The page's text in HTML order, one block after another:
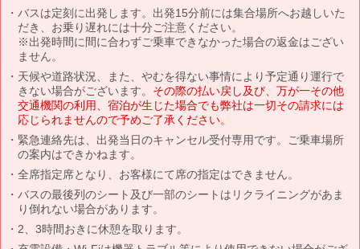
バスは定刻に出発します。出発15分前には集合場所へお越しいた
だき、お乗り遅れには十分ご注意ください。
※出発時間に間に合わずご乗車できなかった場合の返金はござい
ません。
天候や道路状況、また、やむを得ない事情により予定通り運行で
きない場合がございます。 その際の払い戻し及び、万が一その他
交通機関の利用、宿泊が生じた場合でも弊社は一切その請求には
応じられませんので予めご了承ください。
緊急連絡先は、出発当日のキャンセル受付専用です。ご乗車場所
の案内はできかねます。
全席指定席となり、お客様にて席の指定はできません。
バスの最後列のシート及び一部のシートはリクライニングがあま
り倒れない場合があります。
2、3時間おきに休憩を取ります。